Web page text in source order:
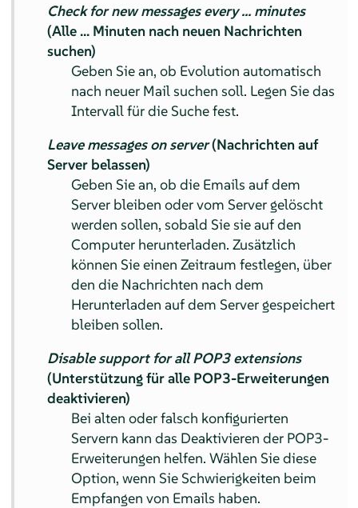
Check for new messages every ... minutes
(Alle ... Minuten nach neuen Nachrichten
suchen)
Geben Sie an, ob Evolution automatisch
nach neuer Mail suchen soll. Legen Sie das
Intervall für die Suche fest.
Leave messages on server(Nachrichten auf
Server belassen)
Geben Sie an, ob die Emails auf dem
Server bleiben oder vom Server gelöscht
werden sollen, sobald Sie sie auf den
Computer herunterladen. Zusätzlich
können Sie einen Zeitraum festlegen, über
den die Nachrichten nach dem
Herunterladen auf dem Server gespeichert
bleiben sollen.
Disable support for all POP3 extensions
(Unterstützung für alle POP3-Erweiterungen
deaktivieren)
Bei alten oder falsch konfigurierten
Servern kann das Deaktivieren der POP3-
Erweiterungen helfen. Wählen Sie diese
Option, wenn Sie Schwierigkeiten beim
Empfangen von Emails haben.